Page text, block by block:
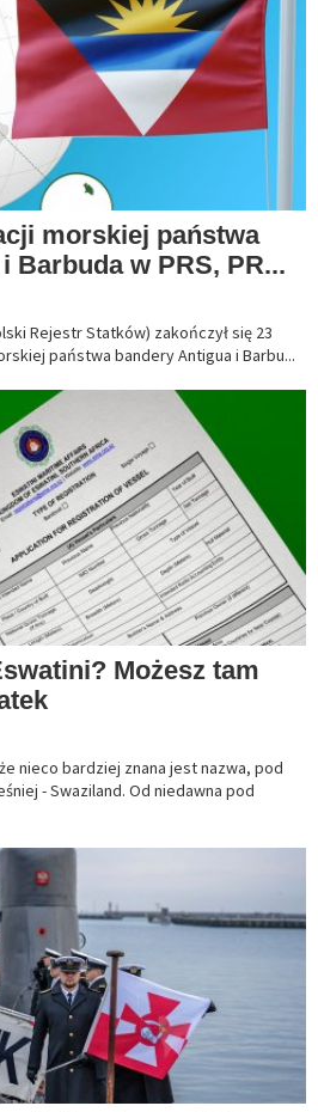
morskiej państwa
Barbuda w PRS, PR...
Rejestr Statków) zakończył się 23
państwa bandery Antigua i Barbu...
Możesz tam
nieco bardziej znana jest nazwa, pod
- Swaziland. Od niedawna pod